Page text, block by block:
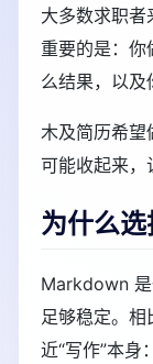
大多数求职者
重要的是：
么结果，以及
木及简历希
可能收起来，
为什么
Markdown
足够稳定。
近“写作”本身：